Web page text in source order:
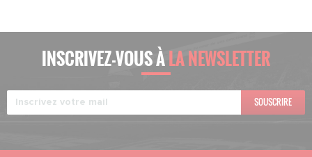
INSCRIVEZ-VOUS ÀLA NEWSLETTER
SOUSCRIRE